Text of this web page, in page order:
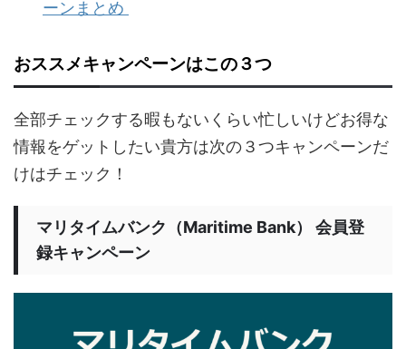
ーンまとめ
おススメキャンペーンはこの３つ
全部チェックする暇もないくらい忙しいけどお得な
情報をゲットしたい貴方は次の３つキャンペーンだ
けはチェック！
マリタイムバンク（Maritime Bank） 会員登
録キャンペーン